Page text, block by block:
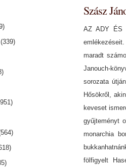
Szász
AZ ADY ÉS
maradt
Janouch-
sorozata
Hősökről,
keveset
gyűjteményt
monarchia
fölfigyelt
(339)